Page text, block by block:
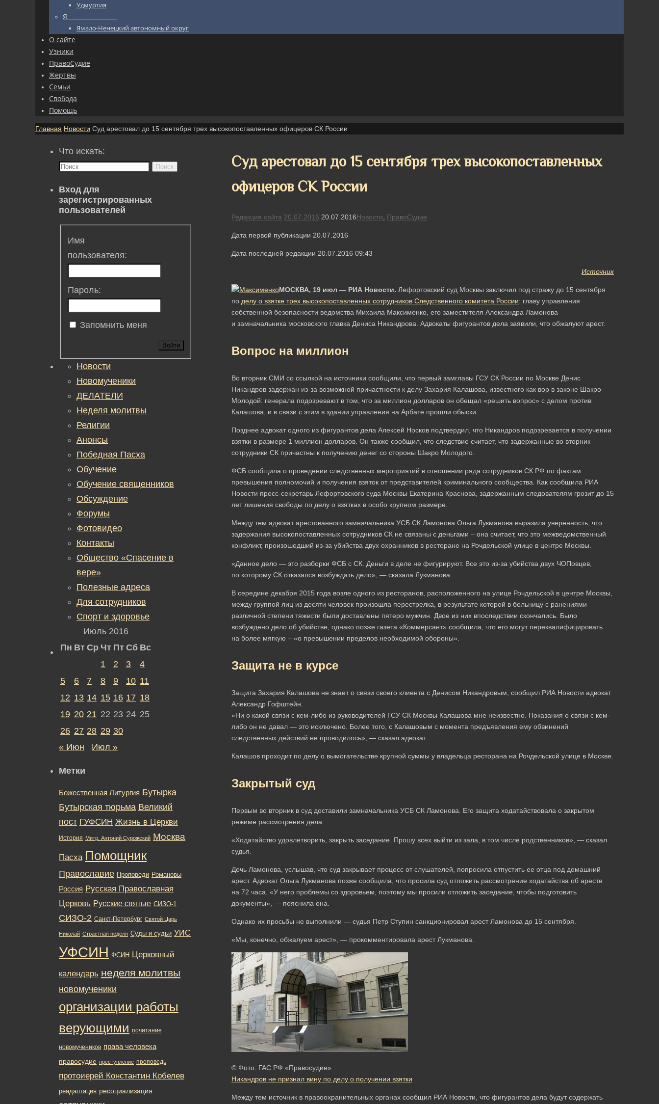
Удмуртия
Я_________________
Ямало-Ненецкий автономный округ
О сайте
Узники
ПравоСудие
Жертвы
Семьи
Свобода
Помощь
Главная Новости Суд арестовал до 15 сентября трех высокопоставленных офицеров СК России
Суд арестовал до 15 сентября трех высокопоставленных
офицеров СК России
Редакция сайта 20.07.2016 20.07.2016Новости ПравоСудие
Дата первой публикации 20.07.2016
Дата последней редакции 20.07.2016 09:43
Источник
МОСКВА, 19 июл — РИА Новости. Лефортовский суд Москвы заключил под стражу до 15 сентября
по делу о взятке трех высокопоставленных сотрудников Следственного комитета России: главу управления
собственной безопасности ведомства Михаила Максименко, его заместителя Александра Ламонова
и замначальника московского главка Дениса Никандрова. Адвокаты фигурантов дела заявили, что обжалуют арест.
Вопрос на миллион
Во вторник СМИ со ссылкой на источники сообщили, что первый замглавы ГСУ СК России по Москве Денис
Никандров задержан из-за возможной причастности к делу Захария Калашова, известного как вор в законе Шакро
Молодой: генерала подозревают в том, что за миллион долларов он обещал «решить вопрос» с делом против
Калашова, и в связи с этим в здании управления на Арбате прошли обыски.
Позднее адвокат одного из фигурантов дела Алексей Носков подтвердил, что Никандров подозревается в получении
взятки в размере 1 миллион долларов. Он также сообщил, что следствие считает, что задержанные во вторник
сотрудники СК причастны к получению денег со стороны Шакро Молодого.
ФСБ сообщила о проведении следственных мероприятий в отношении ряда сотрудников СК РФ по фактам
превышения полномочий и получения взяток от представителей криминального сообщества. Как сообщила РИА
Новости пресс-секретарь Лефортовского суда Москвы Екатерина Краснова, задержанным следователям грозит до 15
лет лишения свободы по делу о взятках в особо крупном размере.
Между тем адвокат арестованного замначальника УСБ СК Ламонова Ольга Лукманова выразила уверенность, что
задержания высокопоставленных сотрудников СК не связаны с деньгами – она считает, что это межведомственный
конфликт, произошедший из-за убийства двух охранников в ресторане на Рочдельской улице в центре Москвы.
«Данное дело — это разборки ФСБ с СК. Деньги в деле не фигурируют. Все это из-за убийства двух ЧОПовцев,
по которому СК отказался возбуждать дело», — сказала Лукманова.
В середине декабря 2015 года возле одного из ресторанов, расположенного на улице Рочдельской в центре Москвы,
между группой лиц из десяти человек произошла перестрелка, в результате которой в больницу с ранениями
различной степени тяжести были доставлены пятеро мужчин. Двое из них впоследствии скончались. Было
возбуждено дело об убийстве, однако позже газета «Коммерсант» сообщила, что его могут переквалифицировать
на более мягкую – «о превышении пределов необходимой обороны».
Защита не в курсе
Защита Захария Калашова не знает о связи своего клиента с Денисом Никандровым, сообщил РИА Новости адвокат
Александр Гофштейн.
«Ни о какой связи с кем-либо из руководителей ГСУ СК Москвы Калашова мне неизвестно. Показания о связи с кем-
либо он не давал — это исключено. Более того, с Калашовым с момента предъявления ему обвинений
следственных действий не проводилось», — сказал адвокат.
Калашов проходит по делу о вымогательстве крупной суммы у владельца ресторана на Рочдельской улице в Москве.
Закрытый суд
Первым во вторник в суд доставили замначальника УСБ СК Ламонова. Его защита ходатайствовала о закрытом
режиме рассмотрения дела.
«Ходатайство удовлетворить, закрыть заседание. Прошу всех выйти из зала, в том числе родственников», — сказал
судья.
Дочь Ламонова, услышав, что суд закрывает процесс от слушателей, попросила отпустить ее отца под домашний
арест. Адвокат Ольга Лукманова позже сообщила, что просила суд отложить рассмотрение ходатайства об аресте
на 72 часа. «У него проблемы со здоровьем, поэтому мы просили отложить заседание, чтобы подготовить
документы», — пояснила она.
Однако их просьбы не выполнили — судья Петр Ступин санкционировал арест Ламонова до 15 сентября.
«Мы, конечно, обжалуем арест», — прокомментировала арест Лукманова.
© Фото: ГАС РФ «Правосудие»
Никандров не признал вину по делу о получении взятки
Между тем источник в правоохранительных органах сообщил РИА Новости, что фигурантов дела будут содержать
Что искать:
Поиск
Вход для
зарегистрированных
пользователей
Имя
пользователя:
Пароль:
Запомнить меня
Войти
Новости
Новомученики
ДЕЛАТЕЛИ
Неделя молитвы
Религии
Анонсы
Победная Пасха
Обучение
Обучение священников
Обсуждение
Форумы
Фотовидео
Контакты
Общество «Спасение в
вере»
Полезные адреса
Для сотрудников
Спорт и здоровье
Июль 2016
Пн Вт Ср Чт Пт Сб Вс
1
2 3
4
5
6 7 8 9 10 11
12 13 14 15 16 17 18
19 20 21 22 23 24 25
26 27 28 29 30
« Июн
Июл »
Метки
Божественная Литургия Бутырка
Бутырская тюрьма Великий
пост ГУФСИН Жизнь в Церкви
История Митр. Антоний Сурожский Москва
Пасха Помощник
Православие Проповеди Романовы
Россия Русская Православная
Церковь Русские святые СИЗО-1
СИЗО-2 Санкт-Петербург Святой Царь
Николай Страстная неделя Суды и судьи УИС
УФСИН ФСИН Церковный
календарь неделя молитвы
новомученики
организации работы
верующими почитание
новомучеников права человека
правосудие преступление проповедь
протоиерей Константин Кобелев
реадаптация ресоциализация